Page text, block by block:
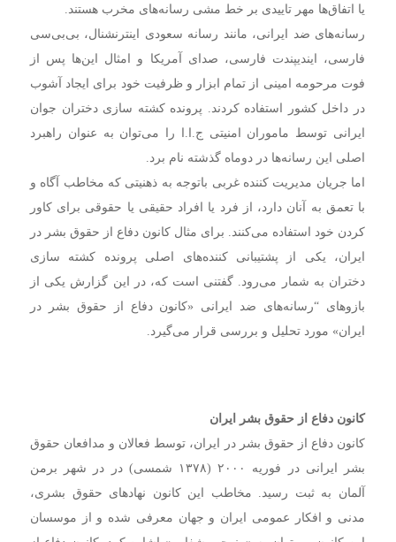
یا اتفاق‌ها مهر تاییدی بر خط مشی رسانه‌های مخرب هستند.
رسانه‌های ضد ایرانی، مانند رسانه سعودی اینترنشنال، بی‌بی‌سی
فارسی، ایندیپندت فارسی، صدای آمریکا و امثال این‌ها پس از
فوت مرحومه امینی از تمام ابزار و ظرفیت خود برای ایجاد آشوب
در داخل کشور استفاده کردند. پرونده کشته سازی دختران جوان
ایرانی توسط ماموران امنیتی ج.ا.ا را می‌توان به عنوان راهبرد
اصلی این رسانه‌ها در دوماه گذشته نام برد.
اما جریان مدیریت کننده غربی باتوجه به ذهنیتی که مخاطب آگاه و
با تعمق به آنان دارد، از فرد یا افراد حقیقی یا حقوقی برای کاور
کردن خود استفاده می‌کنند. برای مثال کانون دفاع از حقوق بشر در
ایران، یکی از پشتیبانی کننده‌های اصلی پرونده‌ کشته سازی
دختران به شمار می‌رود. گفتنی است که، در این گزارش یکی از
بازوهای “رسانه‌های ضد ایرانی «کانون دفاع از حقوق بشر در
ایران» مورد تحلیل و بررسی قرار می‌گیرد.
کانون دفاع از حقوق بشر ایران
کانون دفاع از حقوق بشر در ایران، توسط فعالان و مدافعان حقوق
بشر ایرانی در فوریه ۲۰۰۰ (۱۳۷۸ شمسی) در در شهر برمن
آلمان به ثبت رسید. مخاطب این کانون نهادهای حقوق بشری،
مدنی و افکار عمومی ایران و جهان معرفی شده و از موسسان